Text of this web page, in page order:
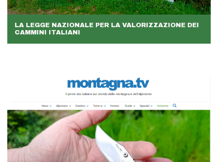
LA LEGGE NAZIONALE PER LA VALORIZZAZIONE DEI
CAMMINI ITALIANI